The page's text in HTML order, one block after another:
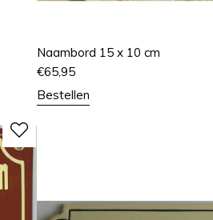
Naambord 15 x 10 cm
€65,95
Bestellen